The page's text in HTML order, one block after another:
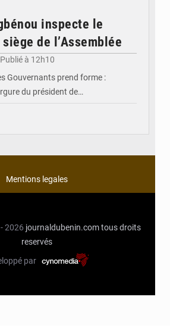
inspecte le
de l’Assemblée
Publié à 12h10
Gouvernants prend forme :
du président de…
Mentions legales
2026 journaldubenin.com tous droits
reservés
par